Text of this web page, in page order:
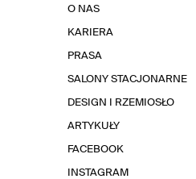
O NAS
KARIERA
PRASA
SALONY STACJONARNE
DESIGN I RZEMIOSŁO
ARTYKUŁY
FACEBOOK
INSTAGRAM